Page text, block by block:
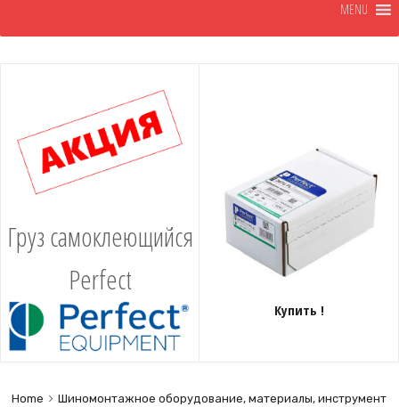
content
MENU
Груз самоклеющийся
Perfect
Купить !
Home
Шиномонтажное оборудование, материалы, инструмент